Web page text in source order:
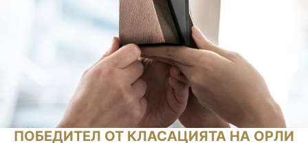
ПОБЕДИТЕЛ ОТ КЛАСАЦИЯТА НА ОРЛИ